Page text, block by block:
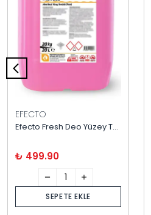
EFECTO
Efecto Fresh Deo Yüzey Temizleyici 20 kg
₺ 499.90
SEPETE EKLE